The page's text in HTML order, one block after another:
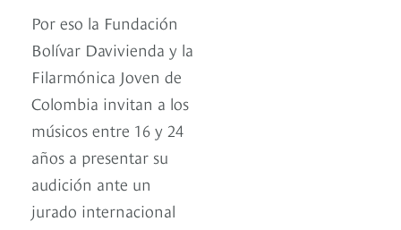
Por eso la Fundación
Bolívar Davivienda y la
Filarmónica Joven de
Colombia invitan a los
músicos entre 16 y 24
años a presentar su
audición ante un
jurado internacional